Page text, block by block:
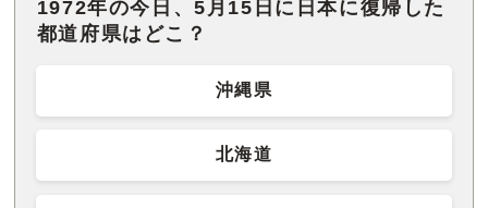
1972年の今日、5月15日に日本に復帰した
都道府県はどこ？
沖縄県
北海道